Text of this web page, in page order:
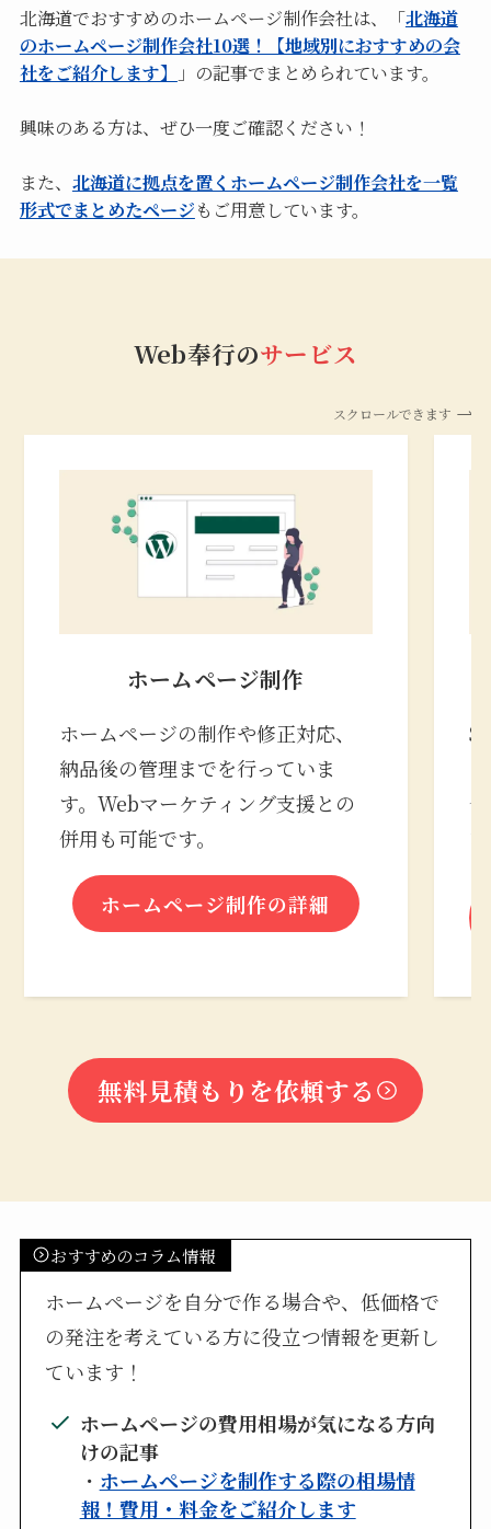
北海道でおすすめのホームページ制作会社は、「北海道
のホームページ制作会社10選！【地域別におすすめの会
社をご紹介します】
」の記事でまとめられています。
興味のある方は、ぜひ一度ご確認ください！
また、 北海道に拠点を置くホームページ制作会社を一覧
形式でまとめたページもご用意しています。
Web奉行のサービス
スクロールできます
ホームページ制作
ホームページの制作や修正対応、
納品後の管理までを行っていま
す。Webマーケティング支援との
併用も可能です。
ホームページ制作の詳細
無料見積もりを依頼する
おすすめのコラム情報
ホームページを自分で作る場合や、低価格で
の発注を考えている方に役立つ情報を更新し
ています！
ホームページの費用相場が気になる方向
けの記事
・ ホームページを制作する際の相場情
報！費用・料金をご紹介します